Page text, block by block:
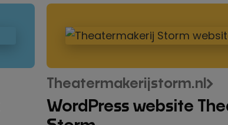
WordPress website
Theatermakerijstorm.nl
WordPress
website
Storm